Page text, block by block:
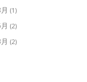
(1)
(2)
(2)